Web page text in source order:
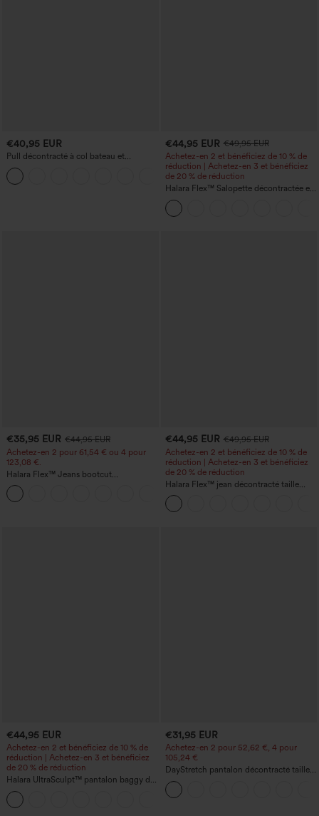
€40,95 EUR
Pull décontracté à col bateau et
manches chauve-souris
+1
€44,95 EUR €49,95 EUR
Achetez-en 2 et bénéficiez de 10 % de
réduction | Achetez-en 3 et bénéficiez
de 20 % de réduction
Halara Flex™ Salopette décontractée en
denim lavé à encolure en V avec poche
€35,95 EUR €44,95 EUR
Achetez-en 2 pour 61,54 € ou 4 pour
123,08 €.
Halara Flex™ Jeans bootcut
décontractés taille haute, effet délavé,
avec poches
€44,95 EUR €49,95 EUR
Achetez-en 2 et bénéficiez de 10 % de
réduction | Achetez-en 3 et bénéficiez
de 20 % de réduction
Halara Flex™ jean décontracté taille
haute, large, avec poches, ourlet
retroussé et effet délavé
€44,95 EUR
Achetez-en 2 et bénéficiez de 10 % de
réduction | Achetez-en 3 et bénéficiez
de 20 % de réduction
Halara UltraSculpt™ pantalon baggy de
yoga taille haute à effet gainant pour le
ventre, à rayures color block, avec
poches
€31,95 EUR
Achetez-en 2 pour 52,62 €, 4 pour
105,24 €
DayStretch pantalon décontracté taille
haute à jambe en forme de tonneau
avec poches